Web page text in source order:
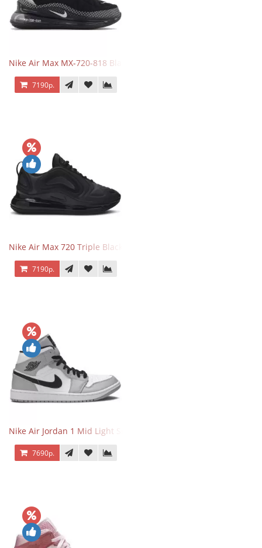
Nike Air Max MX-720-818 Black
7190р.
Nike Air Max 720 Triple Black
7190р.
Nike Air Jordan 1 Mid Light Smoke Grey
7690р.